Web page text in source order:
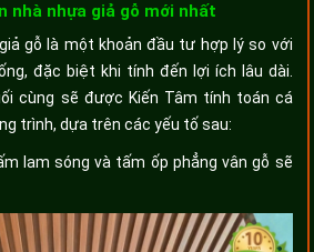
nhà nhựa giả gỗ mới nhất
gỗ là một khoản đầu tư hợp lý so với
đặc biệt khi tính đến lợi ích lâu dài.
cùng sẽ được Kiến Tâm tính toán cá
trình, dựa trên các yếu tố sau:
lam sóng và tấm ốp phẳng vân gỗ sẽ